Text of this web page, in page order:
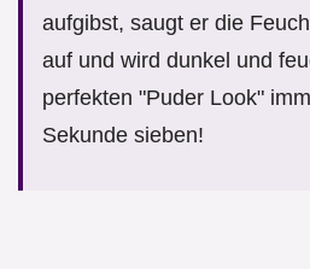
aufgibst, saugt er die
auf und wird dunkel und
perfekten "Puder Look"
Sekunde sieben!